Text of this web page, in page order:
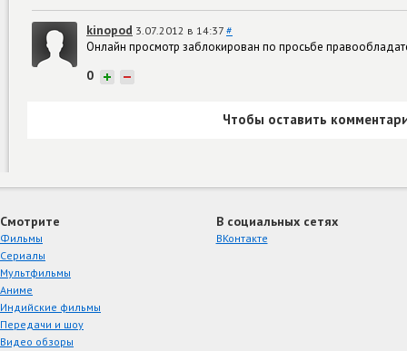
kinopod 3.07.2012 в 14:37 #
Онлайн просмотр заблокирован по просьбе
0 + −
Чтобы оставить
Смотрите
Фильмы
Сериалы
Мультфильмы
Аниме
Индийские фильмы
Передачи и шоу
Видео обзоры
В социальных сетях
ВКонтакте